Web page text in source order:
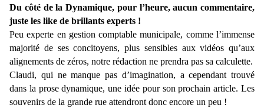
Du côté de la Dynamique, pour l’heure, aucun commentaire,
juste les like de brillants experts !
Peu experte en gestion comptable municipale, comme l’immense
majorité de ses concitoyens, plus sensibles aux vidéos qu’aux
alignements de zéros, notre rédaction ne prendra pas sa calculette.
Claudi, qui ne manque pas d’imagination, a cependant trouvé
dans la prose dynamique, une idée pour son prochain article. Les
souvenirs de la grande rue attendront donc encore un peu !